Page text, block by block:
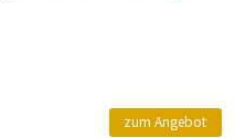
zum Angebot